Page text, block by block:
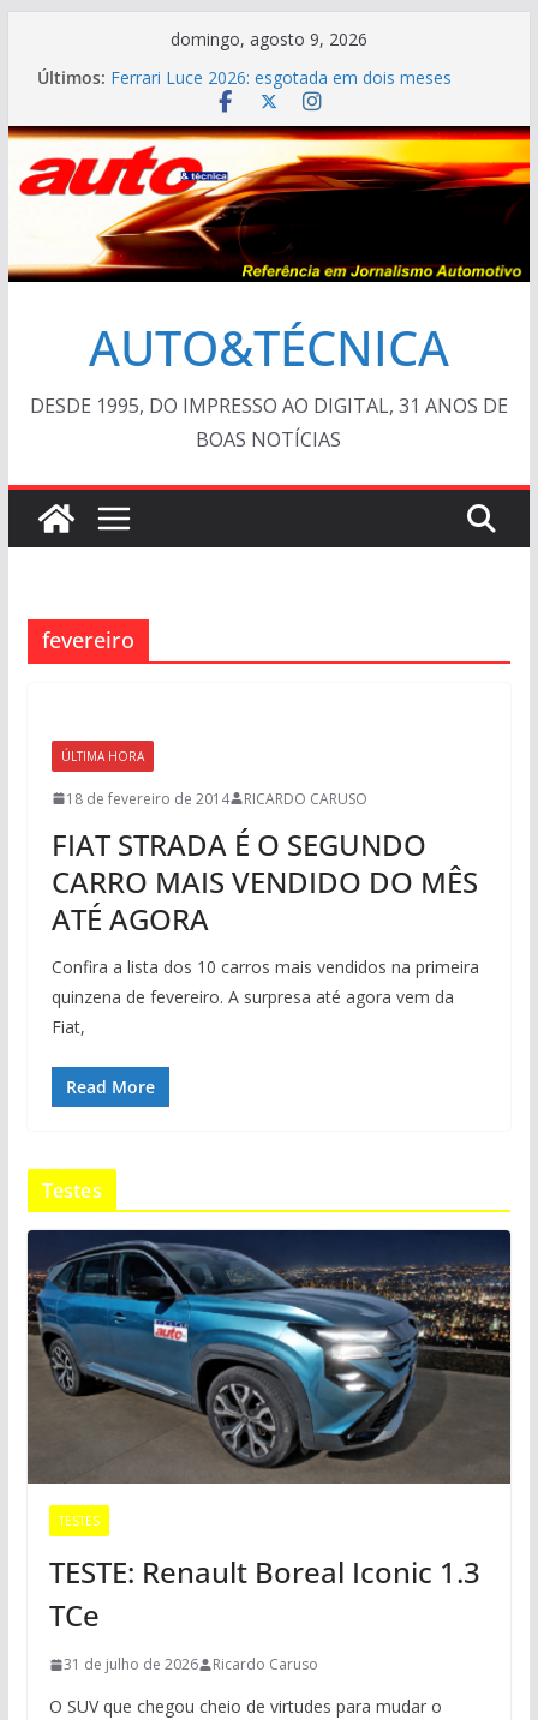
conteúdo
domingo, agosto 9, 2026
Últimos: Ferrari Luce 2026: esgotada em dois meses
TESTE – Ram Dakota Laramie 4×4
VÍDEO ESPECIAL: os antigos no “Poços Classic
Car 2026”
AUTO&TÉCNICA FILES #139 – Chevrolet Calibra
1993
Cristiano Ronaldo mostra sua garagem
AUTO&TÉCNICA
DESDE 1995, DO IMPRESSO AO DIGITAL, 31 ANOS DE
BOAS NOTÍCIAS
fevereiro
ÚLTIMA HORA
18 de fevereiro de 2014 RICARDO CARUSO
FIAT STRADA É O SEGUNDO
CARRO MAIS VENDIDO DO MÊS
ATÉ AGORA
Confira a lista dos 10 carros mais vendidos na primeira
quinzena de fevereiro. A surpresa até agora vem da
Fiat,
Read More
Testes
TESTES
TESTE: Renault Boreal Iconic 1.3
TCe
31 de julho de 2026 Ricardo Caruso
O SUV que chegou cheio de virtudes para mudar o